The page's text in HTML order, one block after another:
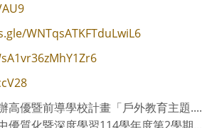
WNTqsATKFTduLwiL6
高優暨前導學校計畫「戶外教育主題....